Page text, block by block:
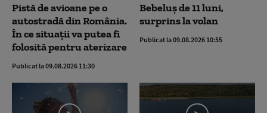
Pistă de avioane pe o
autostradă din România.
În ce situații va putea fi
folosită pentru aterizare
Publicat la 09.08.2026 11:30
Bebeluș de 11 luni,
surprins la volan
Publicat la 09.08.2026 10:55